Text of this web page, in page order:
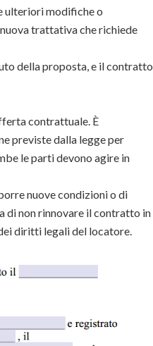
ulteriori modifiche o
trattativa che richiede
della proposta, e il contratto
contrattuale. È
previste dalla legge per
le parti devono agire in
nuove condizioni o di
di non rinnovare il contratto in
diritti legali del locatore.